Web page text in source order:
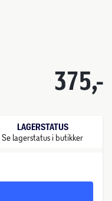
375,-
LAGERSTATUS
Se lagerstatus i butikker